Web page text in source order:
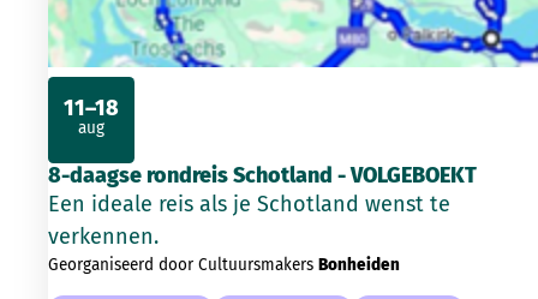
8-daagse rondreis Schotland - VOLGEBOEKT
Een ideale reis als je Schotland wenst te
verkennen.
Georganiseerd door Cultuursmakers Bonheiden
11–18
aug
2026